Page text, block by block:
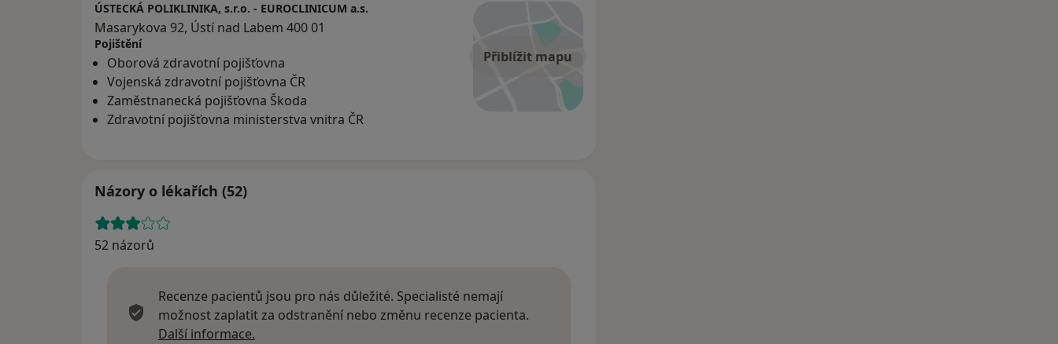
Přiblížit mapu
ÚSTECKÁ POLIKLINIKA, s.r.o. - EUROCLINICUM a.s.
Masarykova 92, Ústí nad Labem 400 01
Pojištění
Oborová zdravotní pojišťovna
Vojenská zdravotní pojišťovna ČR
Zaměstnanecká pojišťovna Škoda
Zdravotní pojišťovna ministerstva vnitra ČR
Názory o lékařích (52)
52 názorů
Recenze pacientů jsou pro nás důležité. Specialisté nemají
možnost zaplatit za odstranění nebo změnu recenze pacienta.
Další informace.